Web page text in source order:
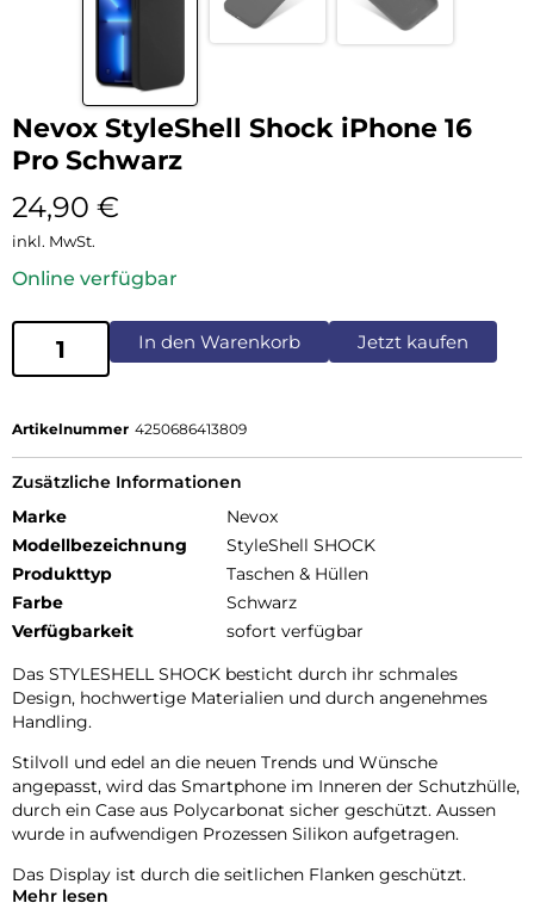
Nevox StyleShell Shock iPhone 16
Pro Schwarz
24,90 €
inkl. MwSt.
Online verfügbar
In den Warenkorb Jetzt kaufen
Artikelnummer 4250686413809
Zusätzliche Informationen
Marke
Nevox
Modellbezeichnung
StyleShell SHOCK
Produkttyp
Taschen & Hüllen
Farbe
Schwarz
Verfügbarkeit
sofort verfügbar
Das STYLESHELL SHOCK besticht durch ihr schmales
Design, hochwertige Materialien und durch angenehmes
Handling.
Stilvoll und edel an die neuen Trends und Wünsche
angepasst, wird das Smartphone im Inneren der Schutzhülle,
durch ein Case aus Polycarbonat sicher geschützt. Aussen
wurde in aufwendigen Prozessen Silikon aufgetragen.
Das Display ist durch die seitlichen Flanken geschützt.
Mehr lesen